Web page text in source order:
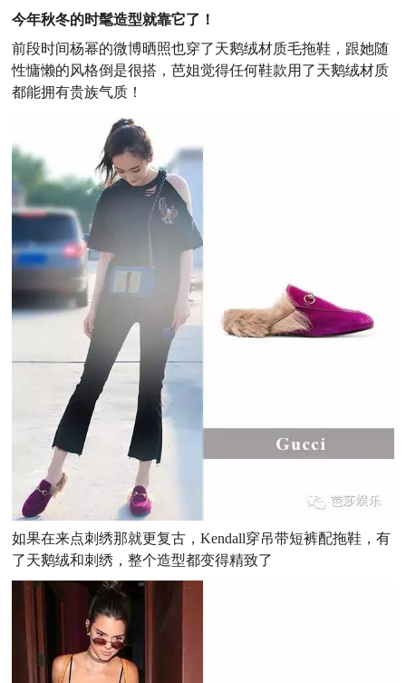
今年秋冬的时髦造型就靠它了！
前段时间杨幂的微博晒照也穿了天鹅绒材质毛拖鞋，跟她随
性慵懒的风格倒是很搭，芭姐觉得任何鞋款用了天鹅绒材质
都能拥有贵族气质！
如果在来点刺绣那就更复古，Kendall穿吊带短裤配拖鞋，有
了天鹅绒和刺绣，整个造型都变得精致了